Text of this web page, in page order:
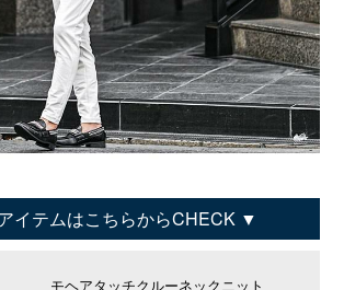
イテムはこちらからCHECK
モヘアタッチクルーネックニット